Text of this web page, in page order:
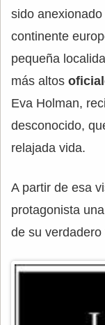
sido
continente
pequeña
más altos
Eva Holman,
desconocido,
relajada vida.
A partir de esa
protagonista
de su verdadero